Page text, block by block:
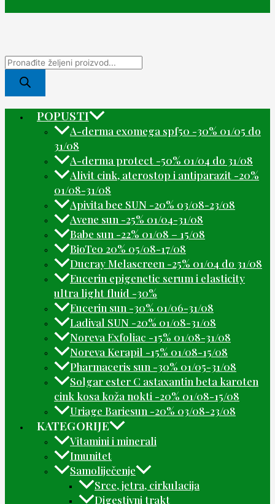
POPUSTI
A-derma exomega spf50 -30% 01/05 do
31/08
A-derma protect -50% 01/04 do 31/08
Alivit cink, aterostop i antiparazit -20%
01/08-31/08
Apivita bee SUN -20% 03/08-23/08
Avene sun -25% 01/04-31/08
Babe sun -22% 01/08 – 15/08
BioTeo 20% 05/08-17/08
Ducray Melascreen -25% 01/04 do 31/08
Eucerin epigenetic serum i elasticity
ultra light fluid -30%
Eucerin sun -30% 01/06-31/08
Ladival SUN -20% 01/08-31/08
Noreva Exfoliac -15% 01/08-31/08
Noreva Kerapil -15% 01/08-15/08
Pharmaceris sun -30% 01/05-31/08
Solgar ester C astaxantin beta karoten
cink kosa koža nokti -20% 01/08-15/08
Uriage Bariesun -20% 03/08-23/08
KATEGORIJE
Vitamini i minerali
Imunitet
Samoliječenje
Srce, jetra, cirkulacija
Digestivni trakt